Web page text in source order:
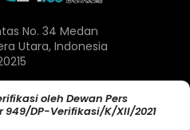
No. 34 Medan
Utara, Indonesia
oleh Dewan Pers
949/DP-Verifikasi/K/XII/2021